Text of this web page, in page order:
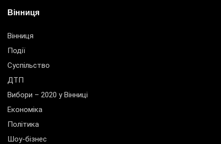
Вінниця
Вінниця
Події
Суспільство
ДТП
Вибори – 2020 у Вінниці
Економіка
Політика
Шоу-бізнес